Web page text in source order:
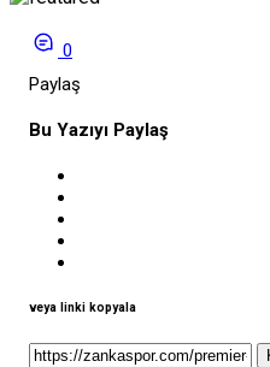
0
Paylaş
Bu Yazıyı Paylaş
veya linki kopyala